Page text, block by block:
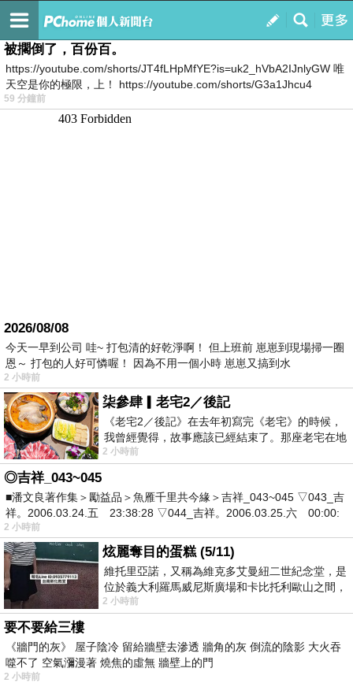
我的
最新文章
被擱倒了，百份百。
https://youtube.com/shorts/JT4fLHpMfYE?is=uk2_hVbA2IJnlyGW 唯
天空是你的極限，上！ https://youtube.com/shorts/G3a1Jhcu4
59 分鐘前
2026/08/08
今天一早到公司 哇~ 打包清的好乾淨啊！ 但上班前 崽崽到現場掃一圈
恩～ 打包的人好可憐喔！ 因為不用一個小時 崽崽又搞到水
2 小時前
柒參肆▎老宅2／後記
《老宅2／後記》在去年初寫完《老宅》的時候，
我曾經覺得，故事應該已經結束了。那座老宅在地
震中倒塌，七個人終於離開那片黑暗，
2 小時前
◎吉祥_043~045
■潘文良著作集＞勵益品＞魚雁千里共今緣＞吉祥_043~045 ▽043_吉
祥。2006.03.24.五 23:38:28 ▽044_吉祥。2006.03.25.六 00:00:
2 小時前
炫麗奪目的蛋糕 (5/11)
維托里亞諾，又稱為維克多艾曼紐二世紀念堂，是
位於義大利羅馬威尼斯廣場和卡比托利歐山之間，
用以紀念統一義大利統一後的的第一位國
2 小時前
要不要給三樓
《牆門的灰》 屋子陰冷 留給牆壁去滲透 牆角的灰 倒流的陰影 大火吞
噬不了 空氣瀰漫著 燒焦的虛無 牆壁上的門
2 小時前